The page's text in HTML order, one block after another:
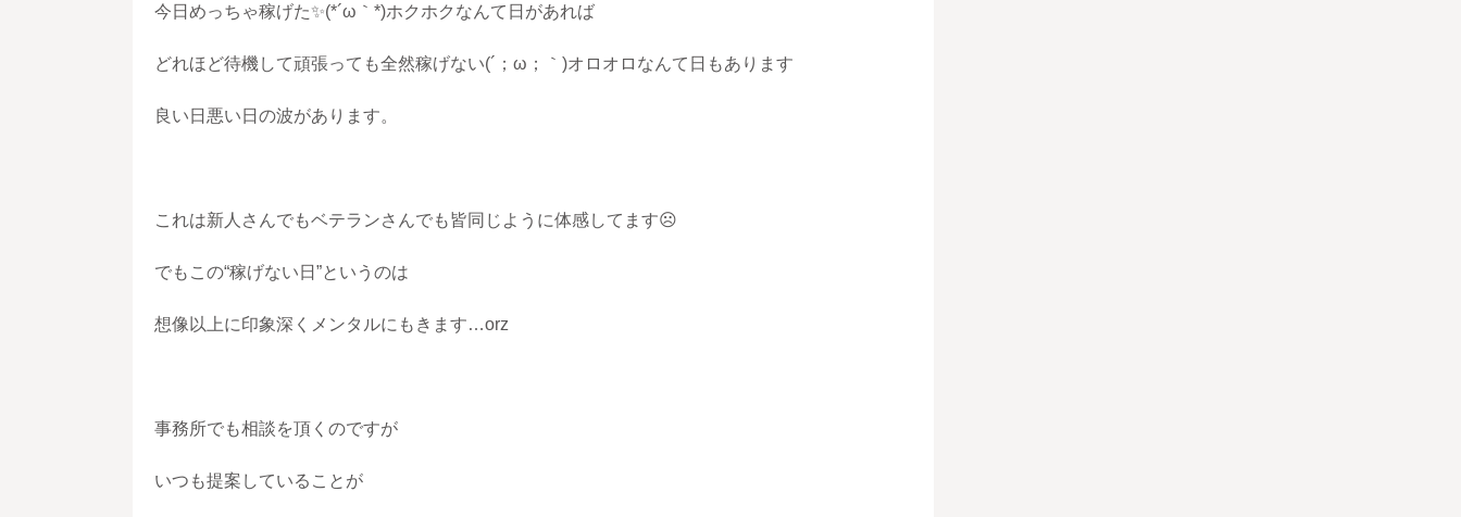
今日めっちゃ稼げた✨️(*´ω｀*)ホクホクなんて日があれば
どれほど待機して頑張っても全然稼げない(´；ω；｀)オロオロなんて日もあります
良い日悪い日の波があります。
これは新人さんでもベテランさんでも皆同じように体感してます☹️
でもこの“稼げない日”というのは
想像以上に印象深くメンタルにもきま す…orz
事務所でも相談を頂くのですが
いつも提案していることが